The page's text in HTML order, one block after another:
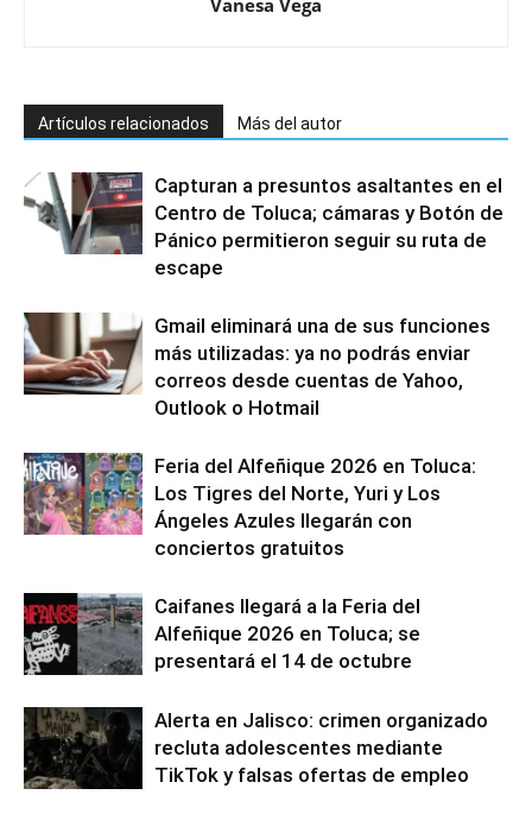
Artículos relacionados Más del autor
Capturan a presuntos asaltantes en el
Centro de Toluca; cámaras y Botón de
Pánico permitieron seguir su ruta de
escape
Gmail eliminará una de sus funciones
más utilizadas: ya no podrás enviar
correos desde cuentas de Yahoo,
Outlook o Hotmail
Feria del Alfeñique 2026 en Toluca:
Los Tigres del Norte, Yuri y Los
Ángeles Azules llegarán con
conciertos gratuitos
Caifanes llegará a la Feria del
Alfeñique 2026 en Toluca; se
presentará el 14 de octubre
Alerta en Jalisco: crimen organizado
recluta adolescentes mediante
TikTok y falsas ofertas de empleo